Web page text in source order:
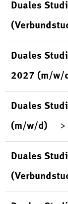
Duales
Duales
2027 (m/w/
Duales
(m/w/d)
Duales